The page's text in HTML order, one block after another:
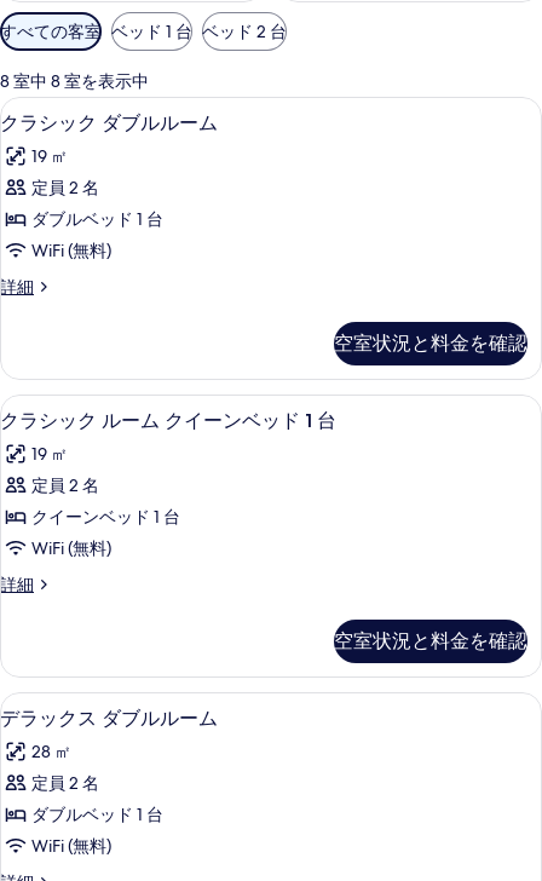
利
用
可
能
な
客
室
の
り
込
件
すべての客室 ベッド 1 台 ベッド 2 台
8 室中 8 室を表示中
ク
ラ
シ
ッ
ク
ダ
ブ
ル
ー
ム
の
す
べ
て
の
を
表
示
す
る
クラシック ダブルルーム | ミニバー
4
クラシック ダブルルーム
19 ㎡
定員 2 名
ダブルベッド 1 台
WiFi (無料)
詳細
ク
ク
ダ
ブ
ル
ー
の
詳
空室状況と料金を確認
ク
ラ
シ
ッ
ク
ル
ー
ク
イ
ー
ン
ベ
ッ
ド
クラシック ルーム クイーンベッド 1
5
クラシック ルーム クイーンベッド 1 台
19 ㎡
定員 2 名
クイーンベッド 1 台
WiFi (無料)
詳細
ク
ク
ル
ー
ク
イ
ン
ベ
空室状況と料金を確認
デ
ラ
ッ
ク
ス
ダ
デラックス ダブルルーム | ミニバー
6
デラックス ダブルルーム
28 ㎡
定員 2 名
ダブルベッド 1 台
WiFi (無料)